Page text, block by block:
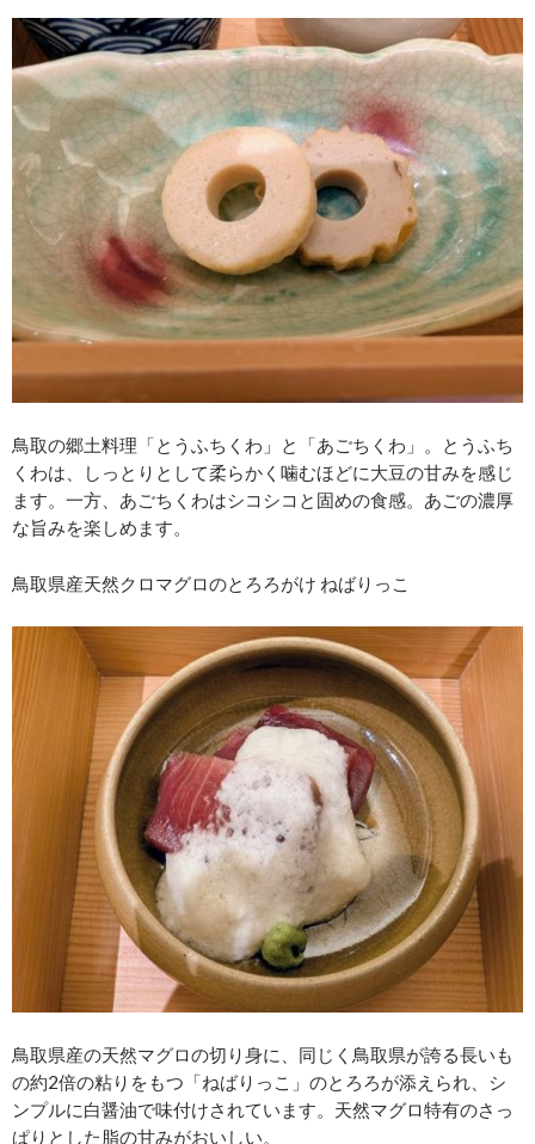
鳥取の郷土料理「とうふちくわ」と「あごちくわ」。とうふち
くわは、しっとりとして柔らかく噛むほどに大豆の甘みを感じ
ます。一方、あごちくわはシコシコと固めの食感。あごの濃厚
な旨みを楽しめます。
鳥取県産天然クロマグロのとろろがけ ねばりっこ
鳥取県産の天然マグロの切り身に、同じく鳥取県が誇る長いも
の約2倍の粘りをもつ「ねばりっこ」のとろろが添えられ、シ
ンプルに白醤油で味付けされています。天然マグロ特有のさっ
ぱりとした脂の甘みがおいしい。